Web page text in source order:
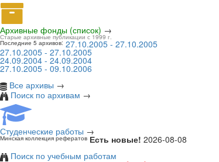
Архивные фонды (список) →
Старые архивные публикации с 1999 г.
Последние 5 архивов: 27.10.2005 - 27.10.2005
27.10.2005 - 27.10.2005
24.09.2004 - 24.09.2004
27.10.2005 - 09.10.2006
Все архивы →
Поиск по архивам →
Студенческие работы →
Минская коллекция рефератов Есть новые! 2026-08-08
Поиск по учебным работам